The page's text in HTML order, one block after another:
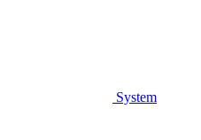
System